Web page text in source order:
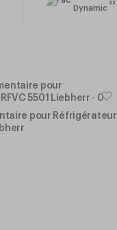
Dynamic 22
pour Réfrigérateur